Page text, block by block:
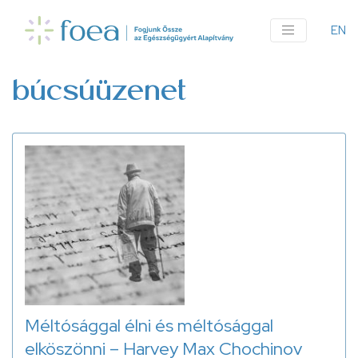
tartalomra
EN
búcsúüzenet
Méltósággal élni és méltósággal
elköszönni – Harvey Max Chochinov